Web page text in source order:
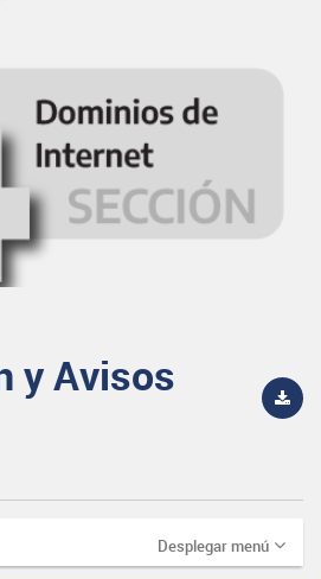
y Avisos
Desplegar menú